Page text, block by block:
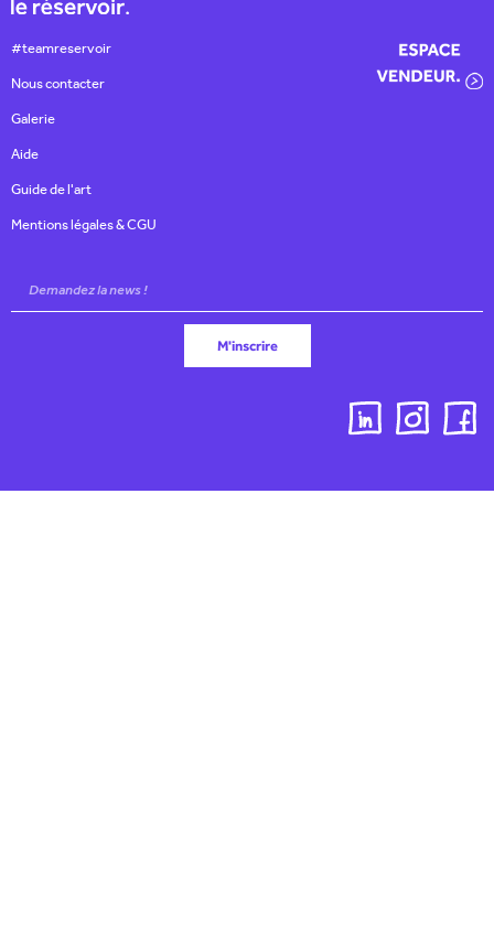
#teamreservoir
Nous contacter
Galerie
Aide
Guide de l'art
Mentions légales & CGU
M'inscrire